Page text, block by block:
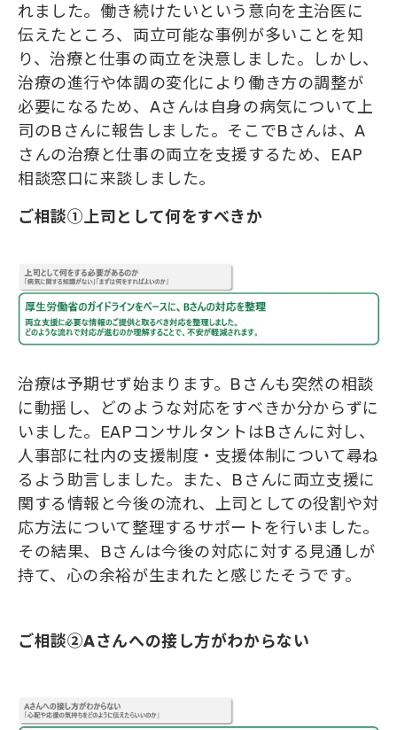
れました。働き続けたいという意向を主治医に
伝えたところ、両立可能な事例が多いことを知
り、治療と仕事の両立を決意しました。しかし、
治療の進行や体調の変化により働き方の調整が
必要になるため、Aさんは自身の病気について上
司のBさんに報告しました。そこでBさんは、A
さんの治療と仕事の両立を支援するため、EAP
相談窓口に来談しました。
ご相談①上司として何をすべきか​​​​​​​
治療は予期せず始まります。Bさんも突然の相談
に動揺し、どのような対応をすべきか分からずに
いました。EAPコンサルタントはBさんに対し、
人事部に社内の支援制度・支援体制について尋ね
るよう助言しました。また、Bさんに両立支援に
関する情報と今後の流れ、上司としての役割や対
応方法について整理するサポートを行いました。
その結果、Bさんは今後の対応に対する見通しが
持て、心の余裕が生まれたと感じたそうです。
ご相談②Aさんへの接し方がわからない